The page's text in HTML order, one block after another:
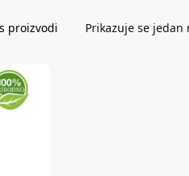
Prikazuje se jedan